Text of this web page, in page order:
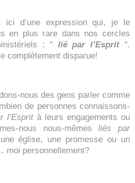
ici d’une expression qui, je le
en plus rare dans nos cercles
: " lié par l’Esprit ".
complètement disparue!
nous des gens parler comme
de personnes connaissons-
l’Esprit à leurs engagements ou
nous nous-mêmesliés par
église, une promesse ou un
moi personnellement?